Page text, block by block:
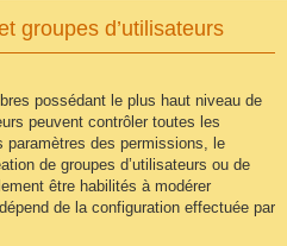
groupes d’utilisateurs
possédant le plus haut niveau de
peuvent contrôler toutes les
paramètres des permissions, le
de groupes d’utilisateurs ou de
être habilités à modérer
de la configuration effectuée par